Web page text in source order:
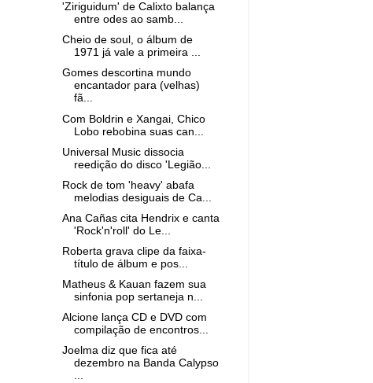
'Ziriguidum' de Calixto balança
entre odes ao samb...
Cheio de soul, o álbum de
1971 já vale a primeira ...
Gomes descortina mundo
encantador para (velhas)
fã...
Com Boldrin e Xangai, Chico
Lobo rebobina suas can...
Universal Music dissocia
reedição do disco 'Legião...
Rock de tom 'heavy' abafa
melodias desiguais de Ca...
Ana Cañas cita Hendrix e canta
'Rock'n'roll' do Le...
Roberta grava clipe da faixa-
título de álbum e pos...
Matheus & Kauan fazem sua
sinfonia pop sertaneja n...
Alcione lança CD e DVD com
compilação de encontros...
Joelma diz que fica até
dezembro na Banda Calypso
...